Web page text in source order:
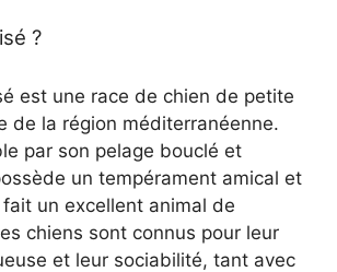
?
est une race de chien de petite
de la région méditerranéenne.
par son pelage bouclé et
un tempérament amical et
un excellent animal de
chiens sont connus pour leur
et leur sociabilité, tant avec